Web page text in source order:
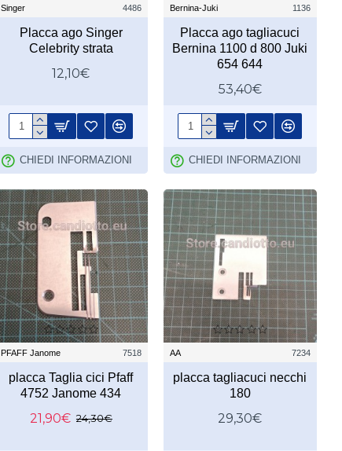
Singer 4486
Placca ago Singer
Celebrity strata
12,10€
CHIEDI INFORMAZIONI
Bernina-Juki 1136
Placca ago tagliacuci
Bernina 1100 d 800 Juki
654 644
53,40€
CHIEDI INFORMAZIONI
PFAFF Janome 7518
placca Taglia cici Pfaff
4752 Janome 434
21,90€ 24,30€
AA 7234
placca tagliacuci necchi
180
29,30€